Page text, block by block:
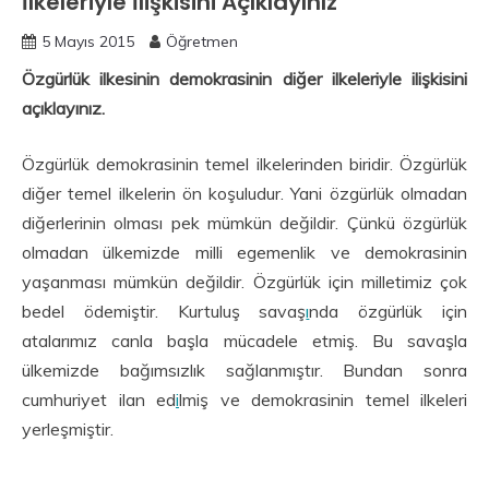
5 Mayıs 2015 Öğretmen
Özgürlük ilkesinin demokrasinin diğer ilkeleriyle ilişkisini
açıklayınız.
Özgürlük demokrasinin temel ilkelerinden biridir. Özgürlük
diğer temel ilkelerin ön koşuludur. Yani özgürlük olmadan
diğerlerinin olması pek mümkün değildir. Çünkü özgürlük
olmadan ülkemizde milli egemenlik ve demokrasinin
yaşanması mümkün değildir. Özgürlük için milletimiz çok
bedel ödemiştir. Kurtuluş savaşında özgürlük için
atalarımız canla başla mücadele etmiş. Bu savaşla
ülkemizde bağımsızlık sağlanmıştır. Bundan sonra
cumhuriyet ilan edilmiş ve demokrasinin temel ilkeleri
yerleşmiştir.